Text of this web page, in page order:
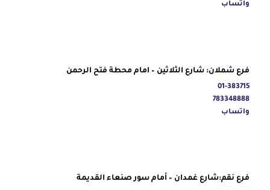
واتساب
فرع شملان: شارع الثلاثين – امام محطة فتح الرحمن
01-383715
783348888
واتساب
فرع نقم:شارع غمدان – أمام سور صنعاء القديمة